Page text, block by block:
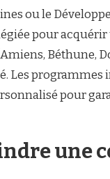
ou le
pour acquérir
Béthune,
Les programmes
pour
une